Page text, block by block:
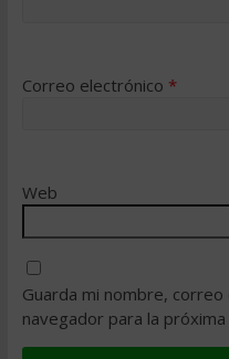
Correo electrónico *
Web
Guarda mi nombre,
navegador para la